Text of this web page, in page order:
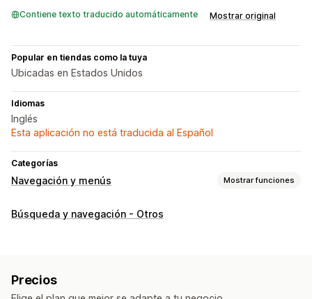
Contiene texto traducido automáticamente Mostrar original
Popular en tiendas como la tuya
Ubicadas en Estados Unidos
Idiomas
Inglés
Esta aplicación no está traducida al Español
Categorías
Navegación y menús Mostrar funciones
Estilo del menú
Navegación
Desplazarse al inicio
Barra de navegación fija
Búsqueda y navegación - Otros
Precios